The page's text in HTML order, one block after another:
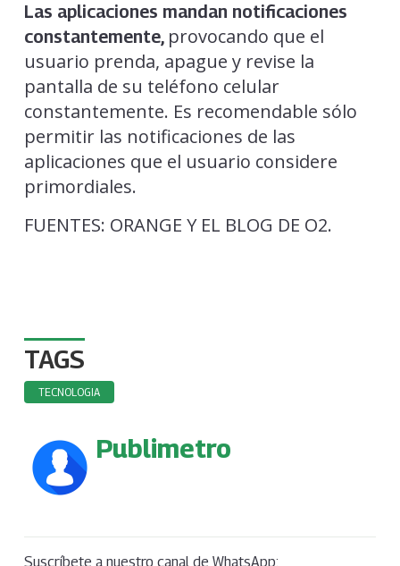
Las aplicaciones mandan notificaciones
constantemente, provocando que el
usuario prenda, apague y revise la
pantalla de su teléfono celular
constantemente. Es recomendable sólo
permitir las notificaciones de las
aplicaciones que el usuario considere
primordiales.
FUENTES: ORANGE Y EL BLOG DE O2.
TAGS
TECNOLOGIA
Publimetro
Suscríbete a nuestro canal de WhatsApp: